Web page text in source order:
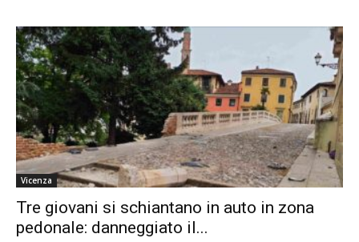
Vicenza
Tre giovani si schiantano in auto in zona
pedonale: danneggiato il...